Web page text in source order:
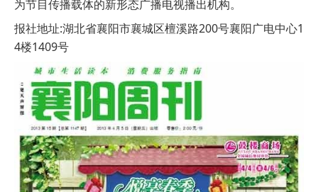
为节目传播载体的新形态广播电视播出机构。
报社地址:湖北省襄阳市襄城区檀溪路200号襄阳广电中心1
4楼1409号